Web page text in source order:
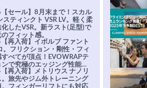
セール】8月末まで！スカル
スティンクト VSR LV。軽く柔
したVSR。新ラスト(足型)で
フィット感。
再入荷】イボルブ ファント
。フリクション・剛性・フィ
すべてが頂点！EVOWRAPテ
ンで究極のエッジング性能を
進化系ラバーEvo-74はTRAX
する粘着力で極小ホールドに
再入荷】メトリウス ナノリ
。旅先やジム外トレーニング
。フィンガーリフトにも対応